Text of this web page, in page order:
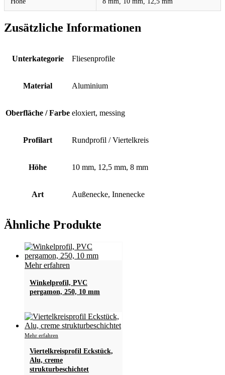
Zusätzliche Informationen
Unterkategorie Fliesenprofile
Material Aluminium
Oberfläche / Farbe eloxiert, messing
Profilart Rundprofil / Viertelkreis
Höhe 10 mm, 12,5 mm, 8 mm
Art Außenecke, Innenecke
Ähnliche Produkte
Mehr erfahren
Winkelprofil, PVC
pergamon, 250, 10 mm
Mehr erfahren
weist
mehrere
Varianten
Viertelkreisprofil Eckstück,
Alu, creme
strukturbeschichtet